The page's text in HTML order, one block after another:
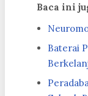
Baca ini
Baterai